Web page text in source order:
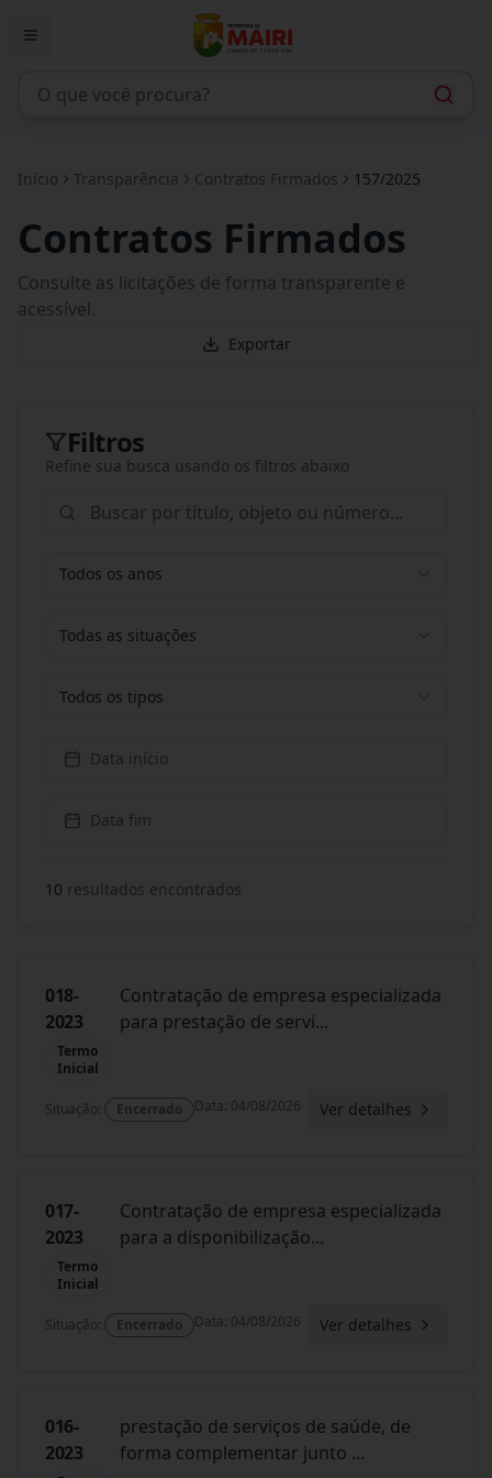
Início Transparência Contratos Firmados 157/2025
Contratos Firmados
Consulte as licitações de forma transparente e
acessível.
Exportar
Filtros
Refine sua busca usando os filtros abaixo
Todos os anos
Todas as situações
Todos os tipos
Data início
Data fim
10 resultados encontrados
018-
2023
Termo
Inicial
Contratação de empresa especializada
para prestação de servi...
Situação: Encerrado Data: 04/08/2026 Ver detalhes
017-
2023
Termo
Inicial
Contratação de empresa especializada
para a disponibilização...
Situação: Encerrado Data: 04/08/2026 Ver detalhes
016-
2023
prestação de serviços de saúde, de
forma complementar junto ...